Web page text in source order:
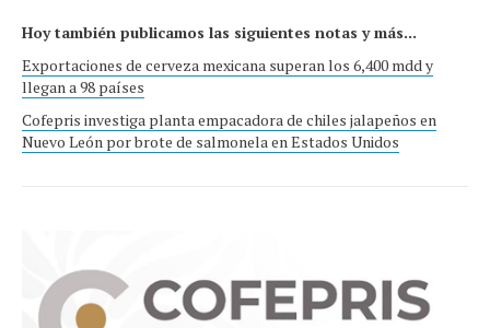
Hoy también publicamos las siguientes notas y más...
Exportaciones de cerveza mexicana superan los 6,400 mdd y
llegan a 98 países
Cofepris investiga planta empacadora de chiles jalapeños en
Nuevo León por brote de salmonela en Estados Unidos